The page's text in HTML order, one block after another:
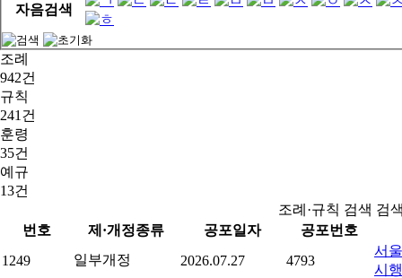
자음검색
조례
942건
규칙
241건
훈령
35건
예규
13건
조례·규칙 검색 검
번호
제·개정종류 공포일자
공포번호
1249
일부개정 2026.07.27 4793
서
시